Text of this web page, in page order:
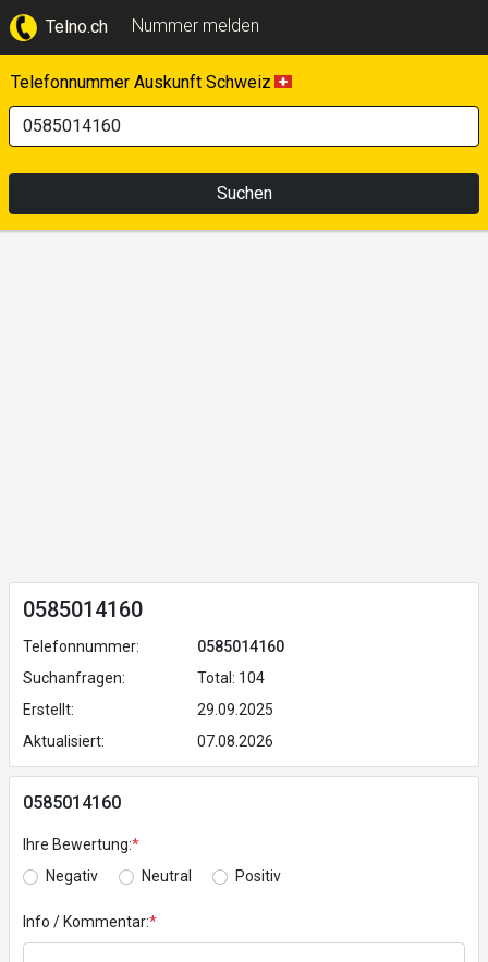
Telno.ch Nummer melden
Telefonnummer Auskunft Schweiz
Suchen
0585014160
Telefonnummer:
0585014160
Suchanfragen:
Total: 104
Erstellt:
29.09.2025
Aktualisiert:
07.08.2026
0585014160
Ihre Bewertung:*
Negativ
Neutral Positiv
Info / Kommentar:*